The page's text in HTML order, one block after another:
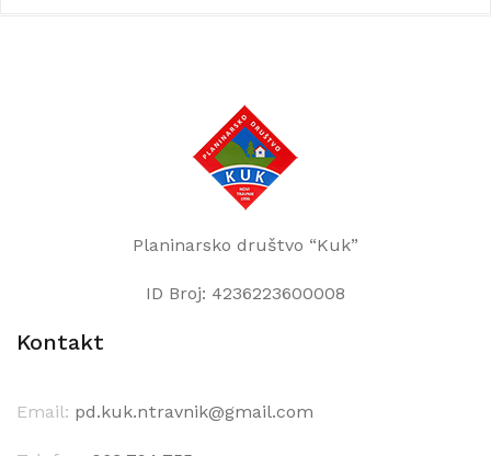
Planinarsko društvo “Kuk”
ID Broj: 4236223600008
Kontakt
Email: pd.kuk.ntravnik@gmail.com